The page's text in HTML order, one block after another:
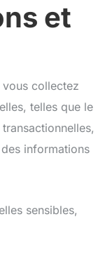
et
collectez
telles que le
informations
sensibles,